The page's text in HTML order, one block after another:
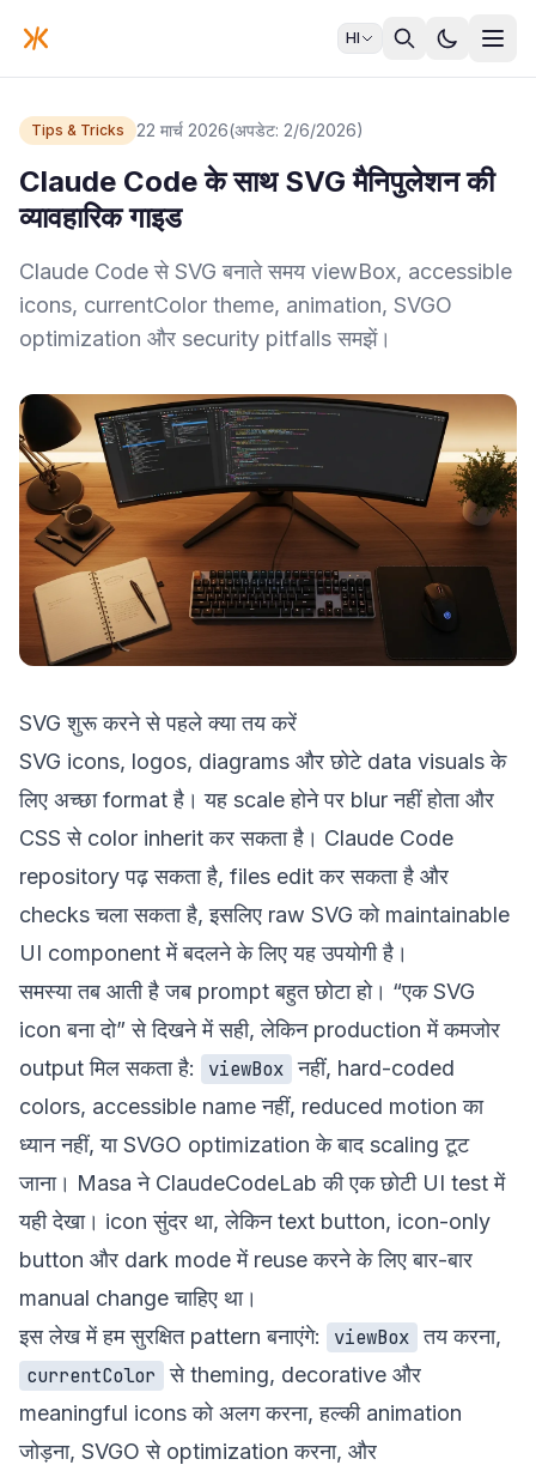
HI
Tips & Tricks 22 मार्च 2026(अपडेट: 2/6/2026)
Claude Code के साथ SVG मैनिपुलेशन की
व्यावहारिक गाइड
Claude Code से SVG बनाते समय viewBox, accessible
icons, currentColor theme, animation, SVGO
optimization और security pitfalls समझें।
SVG शुरू करने से पहले क्या तय करें
SVG icons, logos, diagrams और छोटे data visuals के
लिए अच्छा format है। यह scale होने पर blur नहीं होता और
CSS से color inherit कर सकता है। Claude Code
repository पढ़ सकता है, files edit कर सकता है और
checks चला सकता है, इसलिए raw SVG को maintainable
UI component में बदलने के लिए यह उपयोगी है।
समस्या तब आती है जब prompt बहुत छोटा हो। “एक SVG
icon बना दो” से दिखने में सही, लेकिन production में कमजोर
output मिल सकता है:
viewBox नहीं, hard-coded
colors, accessible name नहीं, reduced motion का
ध्यान नहीं, या SVGO optimization के बाद scaling टूट
जाना। Masa ने ClaudeCodeLab की एक छोटी UI test में
यही देखा। icon सुंदर था, लेकिन text button, icon-only
button और dark mode में reuse करने के लिए बार-बार
manual change चाहिए था।
इस लेख में हम सुरक्षित pattern बनाएंगे:
viewBox तय करना,
currentColor से theming, decorative और
meaningful icons को अलग करना, हल्की animation
जोड़ना, SVGO से optimization करना, और